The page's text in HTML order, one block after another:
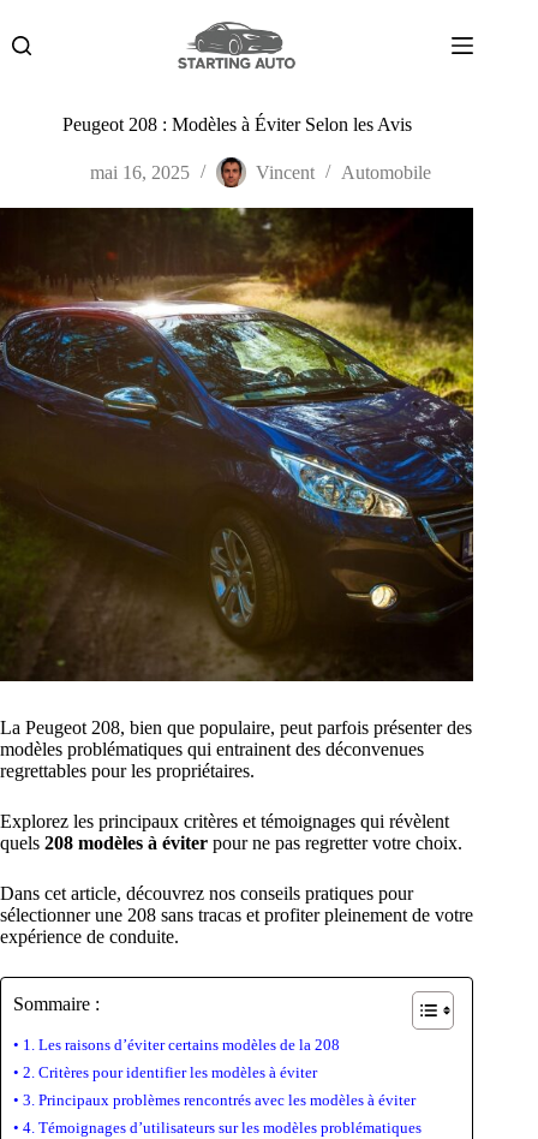
contenu
Peugeot 208 : Modèles à Éviter Selon les Avis
mai 16, 2025 Vincent Automobile
La Peugeot 208, bien que populaire, peut parfois présenter des
modèles problématiques qui entrainent des déconvenues
regrettables pour les propriétaires.
Explorez les principaux critères et témoignages qui révèlent
quels 208 modèles à éviter pour ne pas regretter votre choix.
Dans cet article, découvrez nos conseils pratiques pour
sélectionner une 208 sans tracas et profiter pleinement de votre
expérience de conduite.
Sommaire :
1. Les raisons d’éviter certains modèles de la 208
2. Critères pour identifier les modèles à éviter
3. Principaux problèmes rencontrés avec les modèles à éviter
4. Témoignages d’utilisateurs sur les modèles problématiques